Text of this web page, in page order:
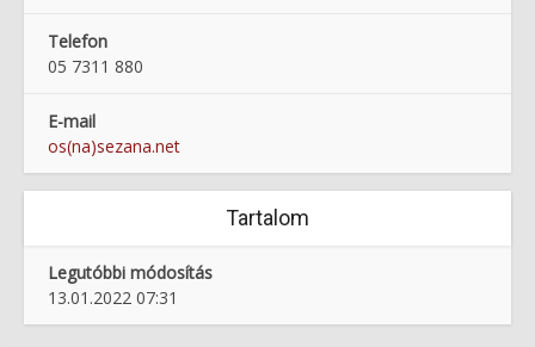
Telefon
05 7311 880
E-mail
os(na)sezana.net
Tartalom
Legutóbbi módosítás
13.01.2022 07:31